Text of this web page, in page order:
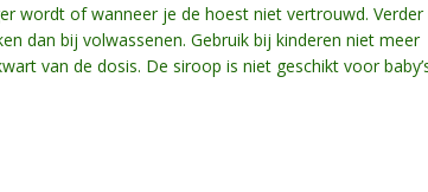
wordt of wanneer je de hoest niet vertrouwd. Verder
dan bij volwassenen. Gebruik bij kinderen niet meer
van de dosis. De siroop is niet geschikt voor